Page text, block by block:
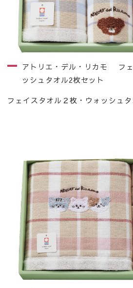
アトリエ・デル・リカモ フェ
ッシュタオル2枚セット
フェイスタオル２枚・ウォッシュ